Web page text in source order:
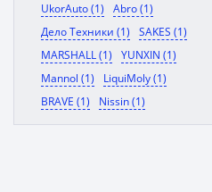
UkorAuto (1)
Abro (1)
Дело Техники (1)
SAKES (1)
MARSHALL (1)
YUNXIN (1)
Mannol (1)
LiquiMoly (1)
BRAVE (1)
Nissin (1)